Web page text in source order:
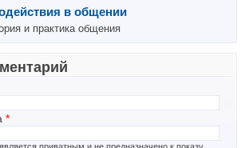
в общении
и практика общения
*